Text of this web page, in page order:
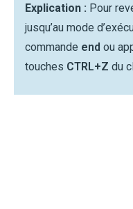
Explication : Pour
jusqu’au mode
commande end ou
touches CTRL+Z du